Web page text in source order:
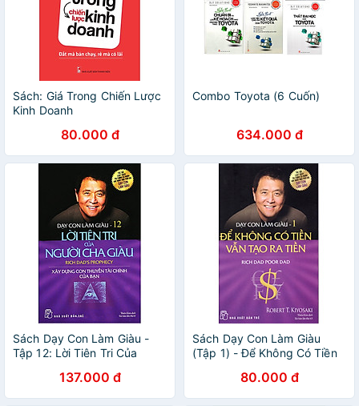
Sách: Giá Trong Chiến Lược
Kinh Doanh
80.000 đ
Combo Toyota (6 Cuốn)
634.000 đ
Sách Dạy Con Làm Giàu -
Tập 12: Lời Tiên Tri Của
137.000 đ
Sách Dạy Con Làm Giàu
(Tập 1) - Để Không Có Tiền
80.000 đ